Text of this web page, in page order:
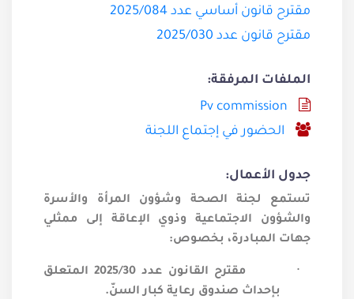
مقترح قانون أساسي عدد 2025/084
مقترح قانون عدد 2025/030
الملفات المرفقة:
Pv commission
الحضور في إجتماع اللجنة
جدول الأعمال:
تستمع لجنة الصحة وشؤون المرأة والأسرة
والشؤون الاجتماعية وذوي الإعاقة إلى ممثلي
جهات المبادرة، بخصوص:
· مقترح القانون عدد 30
/2025 المتعلق
بإحداث صندوق رعاية كبار السنّ.